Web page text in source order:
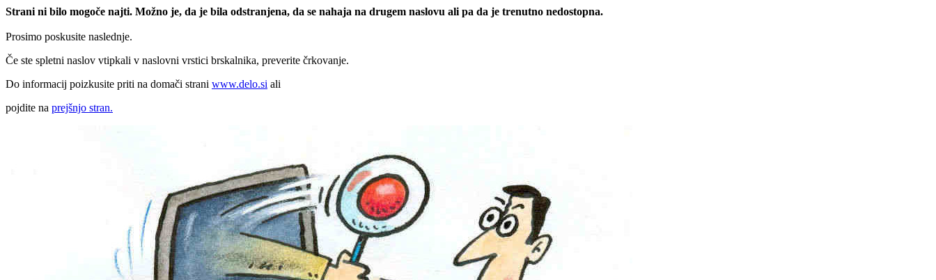
Strani ni bilo mogoče najti. Možno je, da je bila odstranjena, da se nahaja na drugem naslovu ali pa da je trenutno nedostopna.
Prosimo poskusite naslednje.
Če ste spletni naslov vtipkali v naslovni vrstici brskalnika, preverite črkovanje.
Do informacij poizkusite priti na domači strani www.delo.si ali
pojdite na prejšnjo stran.